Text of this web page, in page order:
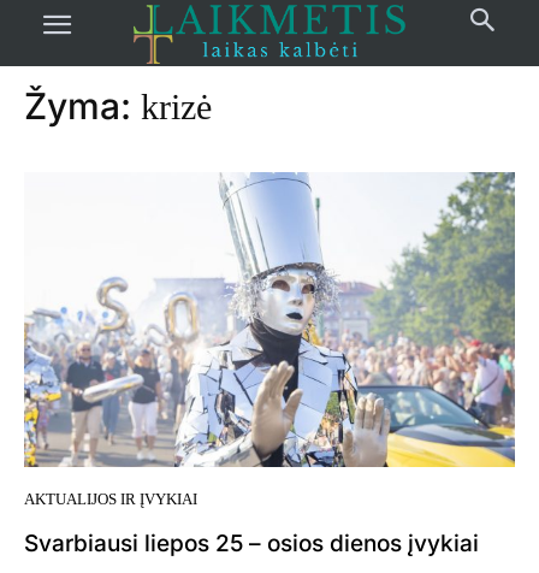
žymos Krizė
Žyma: krizė
AKTUALIJOS IR ĮVYKIAI
Svarbiausi liepos 25 – osios dienos įvykiai